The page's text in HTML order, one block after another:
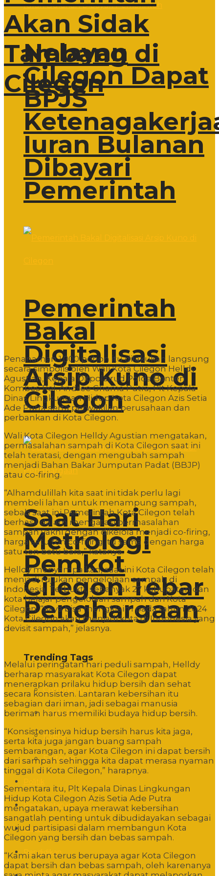
Nelayan
Cilegon Dapat
BPJS
Iuran Bulanan
Dibayari
Pemerintah
Pemerintah
Bakal
Digitalisasi
Arsip Kuno di
Cilegon
Saat Hari
Metrologi
Pemkot
Cilegon Tebar
Penghargaan
Trending Tags
Commentary
Featured
Event
Editorial
Pemerintahan
Hukum
Pendidikan
Akan Sidak
Tambang di
Cilegon
Penanaman 1.000 pohon itu dilakukan langsung
secara simbolis oleh Wali Kota Cilegon Helldy
Agustian, Kepala Ditpolairud Polda Banten
Kombes Pol. Andree Ghama Putra, Plt Kepala
Dinas Lingkungan Hidup Kota Cilegon Azis Setia
Ade Putra serta perwakilan perusahaan dan
perbankan di Kota Cilegon.
Wali Kota Cilegon Helldy Agustian mengatakan,
permasalahan sampah di Kota Cilegon saat ini
telah teratasi, dengan mengubah sampah
menjadi Bahan Bakar Jumputan Padat (BBJP)
atau co-firing.
“Alhamdulillah kita saat ini tidak perlu lagi
membeli lahan untuk menampung sampah,
sebab saat ini Pemerintah Kota Cilegon telah
berhasil dalam mengatasi permasalahan
sampah yakni dengan dikelola menjadi co-firing,
harga satu ton co-firing itu sama dengan harga
satu ton batu bara,” katanya.
Helldy menyampaikan, saat ini Kota Cilegon telah
menjadi rujukan pengelolaan sampah di
Indonesia. Terbukti, sebanyak 27 kabupaten dan
kota belajar pengelolaan sampah dari Kota
Cilegon. “Saya bisa mengklaim pada tahun 2024
Kota Cilegon akan menjadi kota di Indonesia yang
devisit sampah,” jelasnya.
Melalui peringatan hari peduli sampah, Helldy
berharap masyarakat Kota Cilegon dapat
menerapkan prilaku hidup bersih dan sehat
secara konsisten. Lantaran kebersihan itu
sebagian dari iman, jadi sebagai manusia
beriman harus memiliki budaya hidup bersih.
“Konsistensinya hidup bersih harus kita jaga,
serta kita juga jangan buang sampah
sembarangan, agar Kota Cilegon ini dapat bersih
dari sampah sehingga kita dapat merasa nyaman
tinggal di Kota Cilegon,” harapnya.
Sementara itu, Plt Kepala Dinas Lingkungan
Hidup Kota Cilegon Azis Setia Ade Putra
mengatakan, upaya merawat kebersihan
sangatlah penting untuk dibudidayakan sebagai
wujud partisipasi dalam membangun Kota
Cilegon yang bersih dan bebas sampah.
“Kami akan terus berupaya agar Kota Cilegon
dapat bersih dan bebas sampah, oleh karenanya